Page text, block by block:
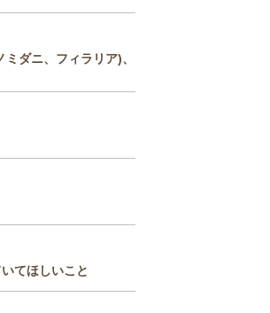
ダニ、フィラリア)、
てほしいこと